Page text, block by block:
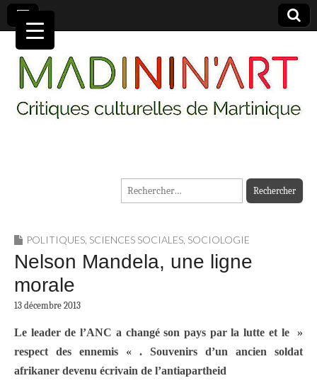
MADININ'ART
Rechercher :
POLITIQUES, SCIENCES SOCIALES, SOCIOLOGIE
Nelson Mandela, une ligne
morale
13 décembre 2013
Le leader de l’ANC a changé son pays par la lutte et le »
respect des ennemis « . Souvenirs d’un ancien soldat
afrikaner devenu écrivain de l’antiapartheid